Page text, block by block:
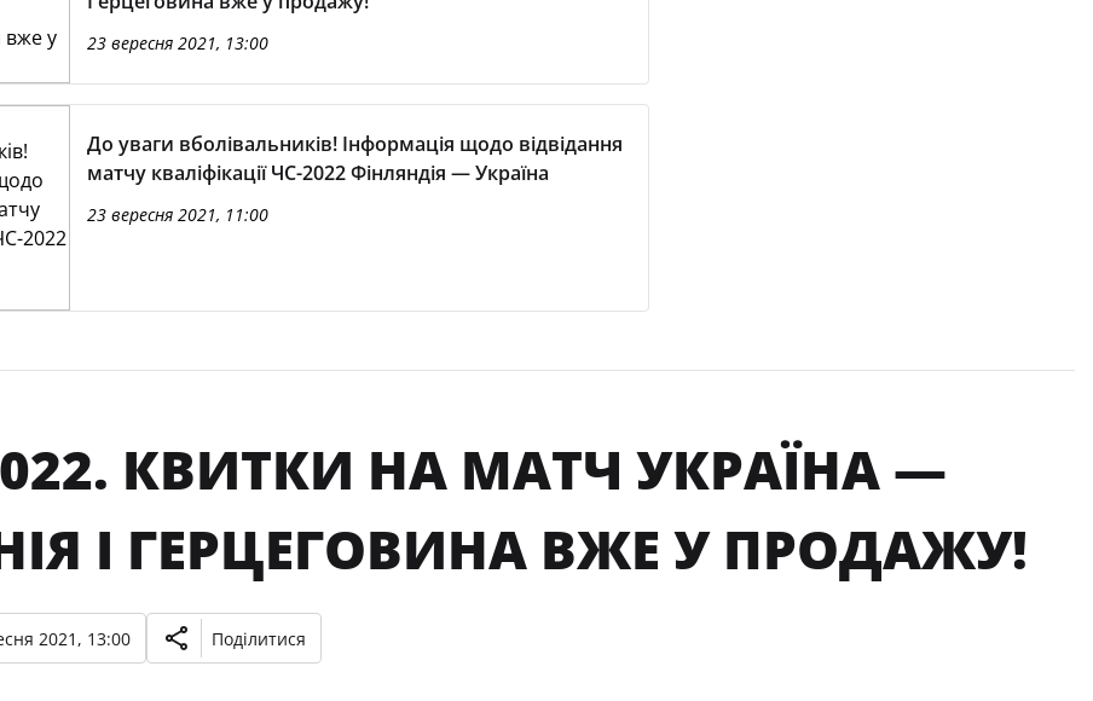
23 вересня 2021, 13:00
До уваги вболівальників! Інформація щодо відвідання
матчу кваліфікації ЧС-2022 Фінляндія — Україна
23 вересня 2021, 11:00
КВИТКИ НА МАТЧ УКРАЇНА —
І ГЕРЦЕГОВИНА ВЖЕ У ПРОДАЖУ!
2021, 13:00 Поділитися